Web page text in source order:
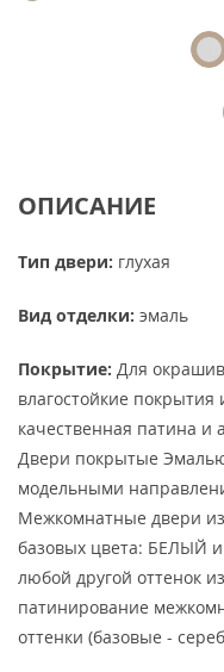
ОПИСАНИЕ
Тип двери: глухая
Вид отделки: эмаль
Покрытие: Для
влагостойкие покрытия
качественная патина и
Двери покрытые
модельными
Межкомнатные двери
базовых цвета: БЕЛЫЙ
любой другой оттенок
патинирование
оттенки (базовые -